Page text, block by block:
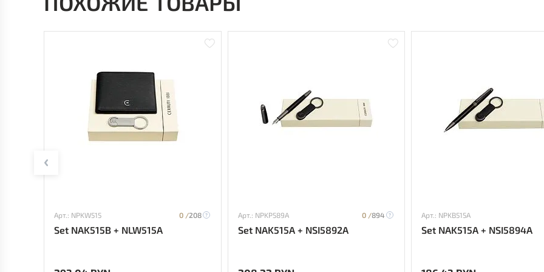
Арт.: NPKW515 0 /208
Set NAK515B + NLW515A
Арт.: NPKP589A 0 /894
Set NAK515A + NSI5892A
Арт.: NPKB515A
Set NAK515A + NSI5894A